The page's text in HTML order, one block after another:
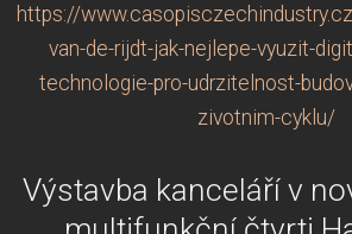
https://
van-de-rijdt-jak-nejlepe-vyuzit-
technologie-pro-udrzitelnost-
zivotnim-cyklu/
Výstavba kanceláří v